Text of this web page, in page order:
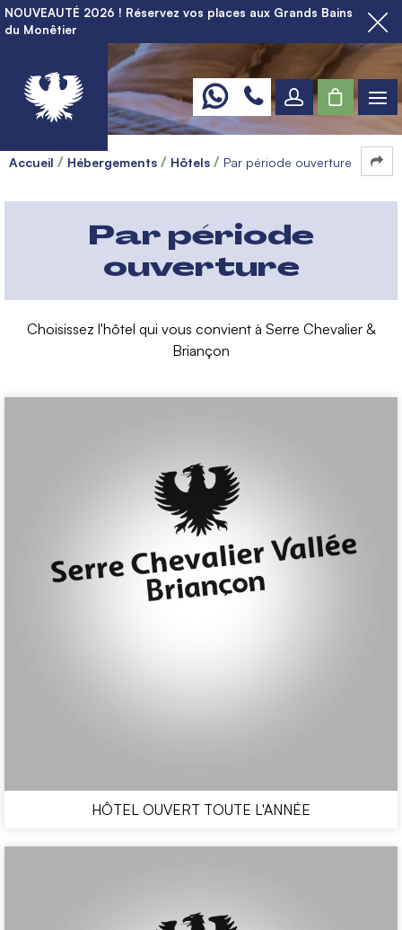
NOUVEAUTÉ 2026 ! Réservez vos places aux Grands Bains
du Monêtier
Accueil Hébergements Hôtels Par période ouverture
Par période
ouverture
Choisissez l'hôtel qui vous convient à Serre Chevalier &
Briançon
HÔTEL OUVERT TOUTE L'ANNÉE